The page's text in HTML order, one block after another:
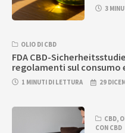
3
OLIO DI CBD
FDA CBD-
regolamenti sul consumo
1 MINUTI DI LETTURA 29
CBD,
CON CBD